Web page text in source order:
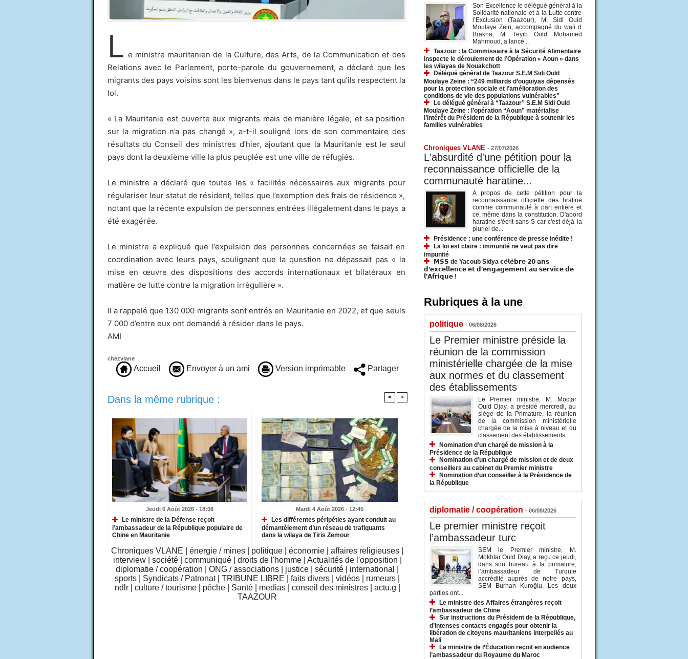
L e ministre mauritanien de la Culture, des Arts, de la Communication et des
Relations avec le Parlement, porte-parole du gouvernement, a déclaré que les
migrants des pays voisins sont les bienvenus dans le pays tant qu’ils respectent la
loi.
« La Mauritanie est ouverte aux migrants mais de manière légale, et sa position
sur la migration n’a pas changé », a-t-il souligné lors de son commentaire des
résultats du Conseil des ministres d’hier, ajoutant que la Mauritanie est le seul
pays dont la deuxième ville la plus peuplée est une ville de réfugiés.
Le ministre a déclaré que toutes les « facilités nécessaires aux migrants pour
régulariser leur statut de résident, telles que l’exemption des frais de résidence »,
notant que la récente expulsion de personnes entrées illégalement dans le pays a
été exagérée.
Le ministre a expliqué que l’expulsion des personnes concernées se faisait en
coordination avec leurs pays, soulignant que la question ne dépassait pas « la
mise en œuvre des dispositions des accords internationaux et bilatéraux en
matière de lutte contre la migration irrégulière ».
Il a rappelé que 130 000 migrants sont entrés en Mauritanie en 2022, et que seuls
7 000 d’entre eux ont demandé à résider dans le pays.
AMI
chezvlane
Accueil Envoyer à un ami Version imprimable Partager
Dans la même rubrique : < >
Jeudi 6 Août 2026 - 18:08
Le ministre de la Défense reçoit
l’ambassadeur de la République populaire de
Chine en Mauritanie
Mardi 4 Août 2026 - 12:45
Les différentes péripéties ayant conduit au
démantèlement d’un réseau de trafiquants
dans la wilaya de Tiris Zemour
Chroniques VLANE énergie / mines politique économie affaires religieuses
interview
société communiqué droits de l'homme Actualités de l'opposition
diplomatie / coopération
ONG / associations justice sécurité international
sports
Syndicats / Patronat TRIBUNE LIBRE faits divers vidéos rumeurs
ndlr
culture / tourisme pêche Santé medias conseil des ministres actu.g
TAAZOUR
Son Excellence le délégué général à la
Solidarité nationale et à la Lutte contre
l’Exclusion (Taazour), M. Sidi Ould
Moulaye Zein, accompagné du wali d
Brakna, M. Teyib Ould Mohamed
Mahmoud, a lancé...
Taazour : la Commissaire à la Sécurité Alimentaire
inspecte le déroulement de l’Opération « Aoun » dans
les wilayas de Nouakchott
Délégué général de Taazour S.E.M Sidi Ould
Moulaye Zeine : “249 milliards d’ouguiyas dépensés
pour la protection sociale et l’amélioration des
conditions de vie des populations vulnérables”
Le délégué général à “Taazour” S.E.M Sidi Ould
Moulaye Zeine : l’opération “Aoun” matérialise
l’intérêt du Président de la République à soutenir les
familles vulnérables
Chroniques VLANE - 27/07/2026
L'absurdité d'une pétition pour la
reconnaissance officielle de la
communauté haratine...
A propos de cette pétition pour la
reconnaissance officielle des hratine
comme communauté à part entière et
ce, même dans la constitution. D'abord
haratine s'écrit sans S car c'est déjà la
pluriel de...
Présidence : une conférence de presse inédite !
La loi est claire : immunité ne veut pas dire
impunité
𝗠𝗦𝗦 de Yacoub Sidya 𝗰𝗲́𝗹𝗲̀𝗯𝗿𝗲 𝟮𝟬 𝗮𝗻𝘀
𝗱’𝗲𝘅𝗰𝗲𝗹𝗹𝗲𝗻𝗰𝗲 𝗲𝘁 𝗱’𝗲𝗻𝗴𝗮𝗴𝗲𝗺𝗲𝗻𝘁 𝗮𝘂 𝘀𝗲𝗿𝘃𝗶𝗰𝗲 𝗱𝗲
𝗹’𝗔𝗳𝗿𝗶𝗾𝘂𝗲 !
Rubriques à la une
politique - 06/08/2026
Le Premier ministre préside la
réunion de la commission
ministérielle chargée de la mise
aux normes et du classement
des établissements
Le Premier ministre, M. Moctar
Ould Djay, a présidé mercredi, au
siège de la Primature, la réunion
de la commission ministérielle
chargée de la mise à niveau et du
classement des établissements...
Nomination d’un chargé de mission à la
Présidence de la République
Nomination d’un chargé de mission et de deux
conseillers au cabinet du Premier ministre
Nomination d’un conseiller à la Présidence de
la République
diplomatie / coopération - 06/08/2026
Le premier ministre reçoit
l’ambassadeur turc
SEM le Premier ministre, M.
Mokhtar Ould Diay, a reçu ce jeudi,
dans son bureau à la primature,
l’ambassadeur de Turquie
accrédité auprès de notre pays,
SEM Burhan Kuroğlu. Les deux
parties ont...
Le ministre des Affaires étrangères reçoit
l’ambassadeur de Chine
Sur instructions du Président de la République,
d’intenses contacts engagés pour obtenir la
libération de citoyens mauritaniens interpellés au
Mali
La ministre de l’Éducation reçoit en audience
l’ambassadeur du Royaume du Maroc